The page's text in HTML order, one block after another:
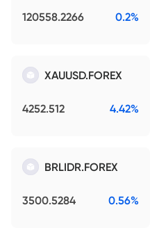
120558.2266 0.2%
XAUUSD.FOREX
4252.512 4.42%
BRLIDR.FOREX
3500.5284 0.56%